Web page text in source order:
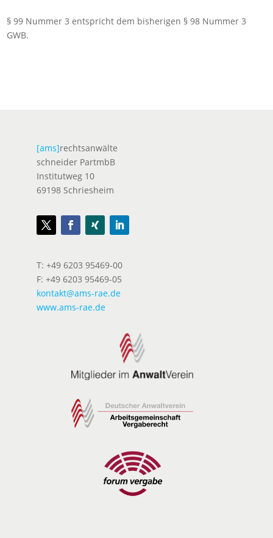
§ 99 Nummer 3 entspricht dem bisherigen § 98 Nummer 3
GWB.
[ams]rechtsanwälte
schneider PartmbB
Institutweg 10
69198 Schriesheim
T: +49 6203 95469-00
F: +49 6203 95469-05
kontakt@ams-rae.de
www.ams-rae.de